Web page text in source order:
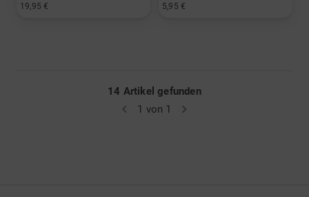
19,95 € 5,95 €
14 Artikel gefunden
1 von 1